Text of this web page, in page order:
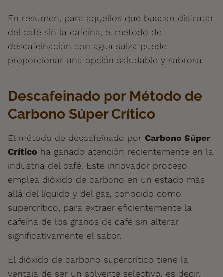
En resumen, para aquellos que buscan disfrutar
del café sin la cafeína, el método de
descafeinación con agua suiza puede
proporcionar una opción saludable y sabrosa.
Descafeinado por Método de
Carbono Súper Crítico
El método de descafeinado por Carbono Súper
Crítico ha ganado atención recientemente en la
industria del café. Este innovador proceso
emplea dióxido de carbono en un estado más
allá del líquido y del gas, conocido como
supercrítico, para extraer eficientemente la
cafeína de los granos de café sin alterar
significativamente el sabor.
El dióxido de carbono supercrítico tiene la
ventaja de ser un solvente selectivo, es decir,